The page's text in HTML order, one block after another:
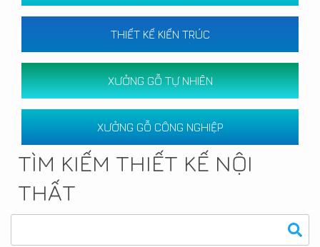
THIẾT KẾ KIẾN TRÚC
XƯỞNG GỖ TỰ NHIÊN
XƯỞNG GỖ CÔNG NGHIỆP
TÌM KIẾM THIẾT KẾ NỘI
THẤT